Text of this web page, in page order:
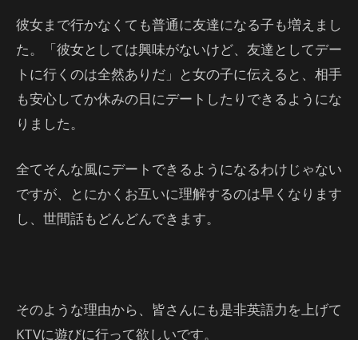
彼女まで行かなくても普通に友達になる子も増えまし
た。「彼女としては興味がないけど、友達としてデー
トに行くのは全然ありだ」と女の子に伝えると、相手
も安心してか休みの日にデートしたりできるようにな
りました。
全てそんな風にデートできるようになるわけじゃない
ですが、とにかくお互いに理解するのは早くなります
し、世間話もどんどんできます。
そのような理由から、皆さんにも是非英語力を上げて
KTVに遊びに行って欲しいです。